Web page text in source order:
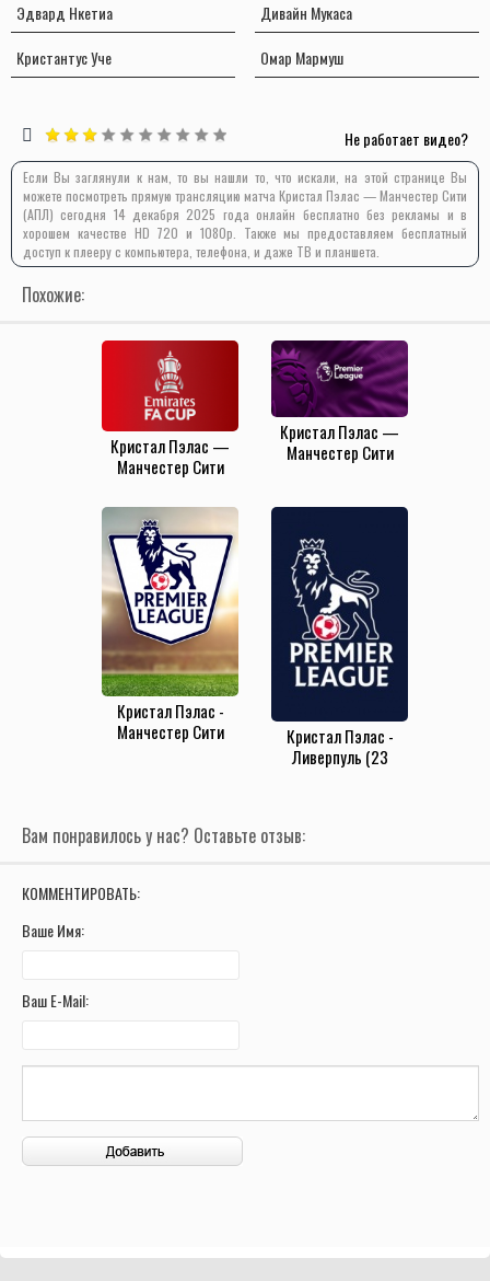
Эдвард Нкетиа
Кристантус Учe
Дивайн Мукаса
Омар Мармуш
Не работает видео?
Если Вы заглянули к нам, то вы нашли то, что искали, на этой странице Вы
можете посмотреть прямую трансляцию матча Кристал Пэлас — Манчестер Сити
(АПЛ) сегодня 14 декабря 2025 года онлайн бесплатно без рекламы и в
хорошем качестве HD 720 и 1080p. Также мы предоставляем бесплатный
доступ к плееру с компьютера, телефона, и даже ТВ и планшета.
Похожие:
Кристал Пэлас —
Манчестер Сити
Кристал Пэлас —
Манчестер Сити
Кристал Пэлас -
Манчестер Сити
Кристал Пэлас -
Ливерпуль (23
Вам понравилось у нас? Оставьте отзыв:
КОММЕНТИРОВАТЬ:
Ваше Имя:
Ваш E-Mail: